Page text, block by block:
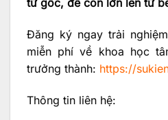
từ gốc, để con lớn lên từ
Đăng ký ngay trải
miễn phí về khoa học
trưởng thành: https://
Thông tin liên hệ: